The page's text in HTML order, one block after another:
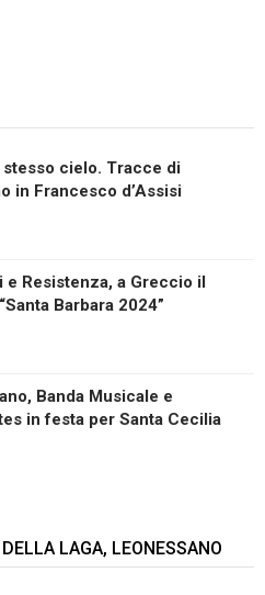
cielo. Tracce di
in Francesco d’Assisi
e Resistenza, a Greccio il
Barbara 2024”
Banda Musicale e
in festa per Santa Cecilia
LAGA, LEONESSANO